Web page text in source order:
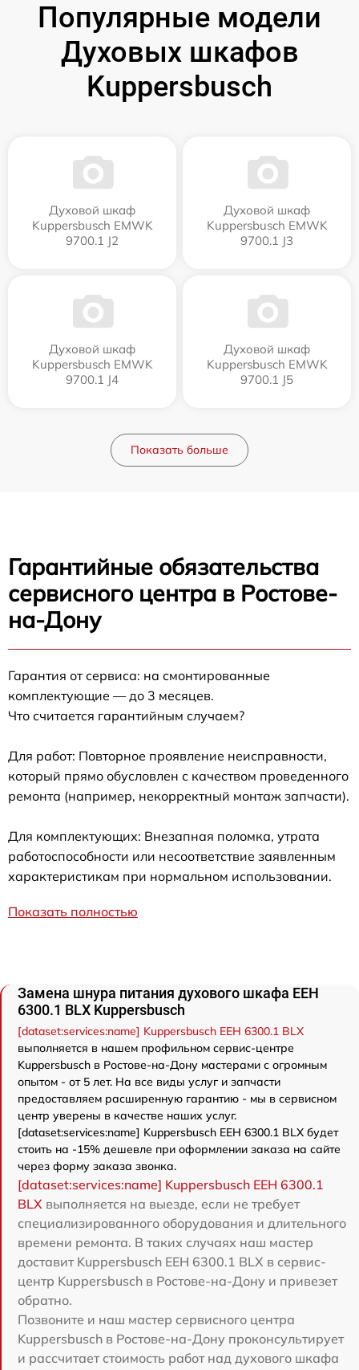
Популярные модели
Духовых шкафов
Kuppersbusch
Духовой шкаф
Kuppersbusch EMWK
9700.1 J2
Духовой шкаф
Kuppersbusch EMWK
9700.1 J3
Духовой шкаф
Kuppersbusch EMWK
9700.1 J4
Духовой шкаф
Kuppersbusch EMWK
9700.1 J5
Показать больше
Гарантийные обязательства
сервисного центра в Ростове-
на-Дону
Гарантия от сервиса: на смонтированные
комплектующие — до 3 месяцев.
Что считается гарантийным случаем?
Для работ: Повторное проявление неисправности,
который прямо обусловлен с качеством проведенного
ремонта (например, некорректный монтаж запчасти).
Для комплектующих: Внезапная поломка, утрата
работоспособности или несоответствие заявленным
характеристикам при нормальном использовании.
Показать полностью
Замена шнура питания духового шкафа EEH
6300.1 BLX Kuppersbusch
[dataset:services:name] Kuppersbusch EEH 6300.1 BLX
выполняется в нашем профильном сервис-центре
Kuppersbusch в Ростове-на-Дону мастерами с огромным
опытом - от 5 лет. На все виды услуг и запчасти
предоставляем расширенную гарантию - мы в сервисном
центр уверены в качестве наших услуг.
[dataset:services:name] Kuppersbusch EEH 6300.1 BLX будет
стоить на -15% дешевле при оформлении заказа на сайте
через форму заказа звонка.
[dataset:services:name] Kuppersbusch EEH 6300.1
BLX выполняется на выезде, если не требует
специализированного оборудования и длительного
времени ремонта. В таких случаях наш мастер
доставит Kuppersbusch EEH 6300.1 BLX в сервис-
центр Kuppersbusch в Ростове-на-Дону и привезет
обратно.
Позвоните и наш мастер сервисного центра
Kuppersbusch в Ростове-на-Дону проконсультирует
и рассчитает стоимость работ над духового шкафа